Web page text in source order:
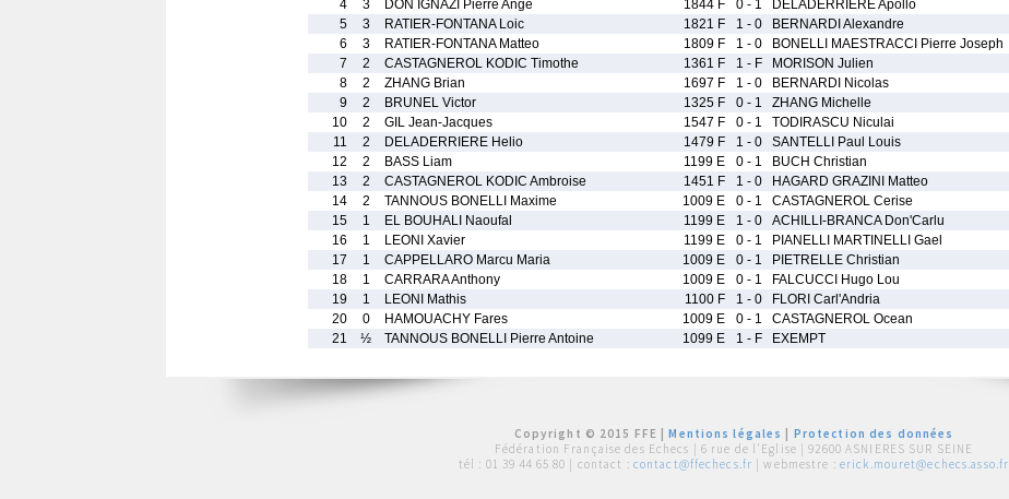
4
3 DON IGNAZI Pierre Ange 1844 F 0 - 1 DELADERRIERE Apollo
5
3 RATIER-FONTANA Loic 1821 F 1 - 0 BERNARDI Alexandre
6
3 RATIER-FONTANA Matteo 1809 F 1 - 0 BONELLI MAESTRACCI Pierre Joseph
7
2 CASTAGNEROL KODIC Timothe 1361 F 1 - F MORISON Julien
8
2 ZHANG Brian 1697 F 1 - 0 BERNARDI Nicolas
9
2 BRUNEL Victor 1325 F 0 - 1 ZHANG Michelle
10
2 GIL Jean-Jacques 1547 F 0 - 1 TODIRASCU Niculai
11
2 DELADERRIERE Helio 1479 F 1 - 0 SANTELLI Paul Louis
12
2 BASS Liam 1199 E 0 - 1 BUCH Christian
13
2 CASTAGNEROL KODIC Ambroise 1451 F 1 - 0 HAGARD GRAZINI Matteo
14
2 TANNOUS BONELLI Maxime 1009 E 0 - 1 CASTAGNEROL Cerise
15
1 EL BOUHALI Naoufal 1199 E 1 - 0 ACHILLI-BRANCA Don'Carlu
16
1 LEONI Xavier 1199 E 0 - 1 PIANELLI MARTINELLI Gael
17
1 CAPPELLARO Marcu Maria 1009 E 0 - 1 PIETRELLE Christian
18
1 CARRARA Anthony 1009 E 0 - 1 FALCUCCI Hugo Lou
19
1 LEONI Mathis 1100 F 1 - 0 FLORI Carl'Andria
20
0 HAMOUACHY Fares 1009 E 0 - 1 CASTAGNEROL Ocean
21
½ TANNOUS BONELLI Pierre Antoine 1099 E 1 - F EXEMPT
Copyright © 2015 FFE |Mentions légales
Protection des données
Fédération Française des Echecs | 6 rue de l'Eglise | 92600 ASNIERES SUR SEINE
tél : 01 39 44 65 80 | contact : contact@ffechecs.fr | webmestre : erick.mouret@echecs.asso.fr